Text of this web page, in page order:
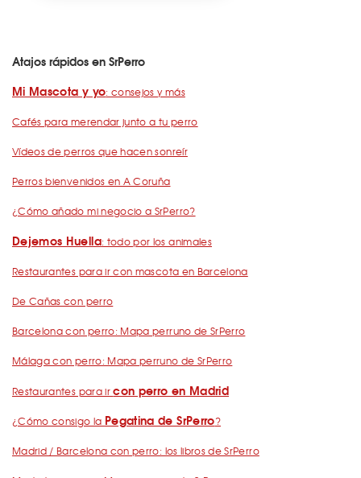
Atajos rápidos en SrPerro
Mi Mascota y yo: consejos y más
Cafés para merendar junto a tu perro
Vídeos de perros que hacen sonreír
Perros bienvenidos en A Coruña
¿Cómo añado mi negocio a SrPerro?
Dejemos Huella: todo por los animales
Restaurantes para ir con mascota en Barcelona
De Cañas con perro
Barcelona con perro: Mapa perruno de SrPerro
Málaga con perro: Mapa perruno de SrPerro
Restaurantes para ircon perro en Madrid
¿Cómo consigo la Pegatina de SrPerro?
Madrid / Barcelona con perro: los libros de SrPerro